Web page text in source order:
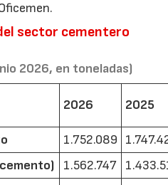
sector cementero
2026, en toneladas)
2026 2025
1.752.089
1.562.747